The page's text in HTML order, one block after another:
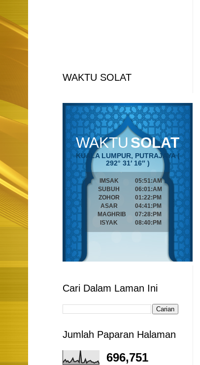
WAKTU SOLAT
Cari Dalam Laman Ini
Jumlah Paparan Halaman
696,751